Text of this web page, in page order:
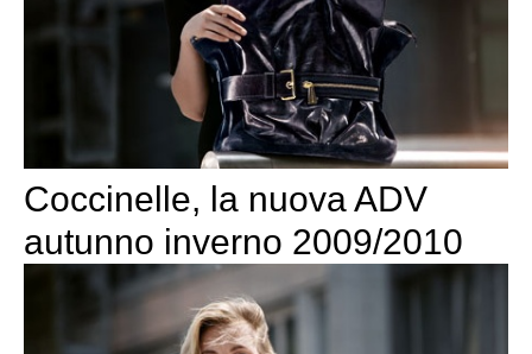
Coccinelle, la nuova ADV
autunno inverno 2009/2010